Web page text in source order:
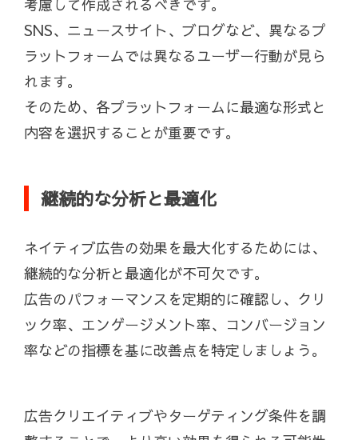
考慮して作成されるべきです。
SNS、ニュースサイト、ブログなど、異なるプ
ラットフォームでは異なるユーザー行動が見ら
れます。
そのため、各プラットフォームに最適な形式と
内容を選択することが重要です。
継続的な分析と最適化
ネイティブ広告の効果を最大化するためには、
継続的な分析と最適化が不可欠です。
広告のパフォーマンスを定期的に確認し、クリ
ック率、エンゲージメント率、コンバージョン
率などの指標を基に改善点を特定しましょう。
広告クリエイティブやターゲティング条件を調